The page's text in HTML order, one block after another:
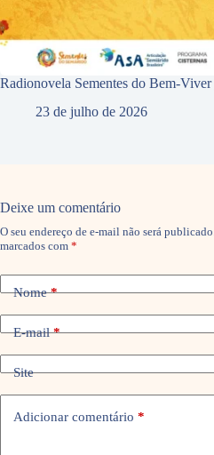
Radionovela Sementes do Bem-Viver
23 de julho de 2026
Deixe um comentário
O seu endereço de e-mail não será
marcados com *
Nome*
E-mail*
Site
Adicionar comentário *